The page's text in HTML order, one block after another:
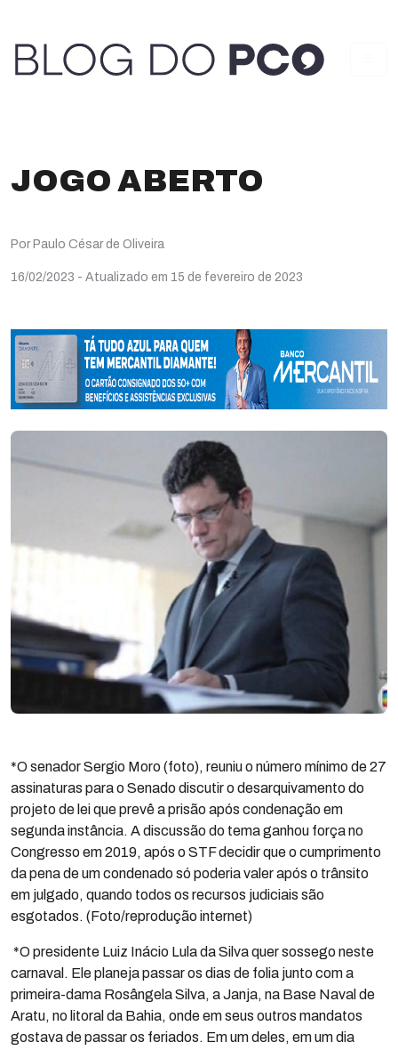
JOGO ABERTO
Por Paulo César de Oliveira
16/02/2023 - Atualizado em 15 de fevereiro de 2023
*O senador Sergio Moro (foto), reuniu o número mínimo de 27
assinaturas para o Senado discutir o desarquivamento do
projeto de lei que prevê a prisão após condenação em
segunda instância. A discussão do tema ganhou força no
Congresso em 2019, após o STF decidir que o cumprimento
da pena de um condenado só poderia valer após o trânsito
em julgado, quando todos os recursos judiciais são
esgotados. (Foto/reprodução internet)
*O presidente Luiz Inácio Lula da Silva quer sossego neste
carnaval. Ele planeja passar os dias de folia junto com a
primeira-dama Rosângela Silva, a Janja, na Base Naval de
Aratu, no litoral da Bahia, onde em seus outros mandatos
gostava de passar os feriados. Em um deles, em um dia